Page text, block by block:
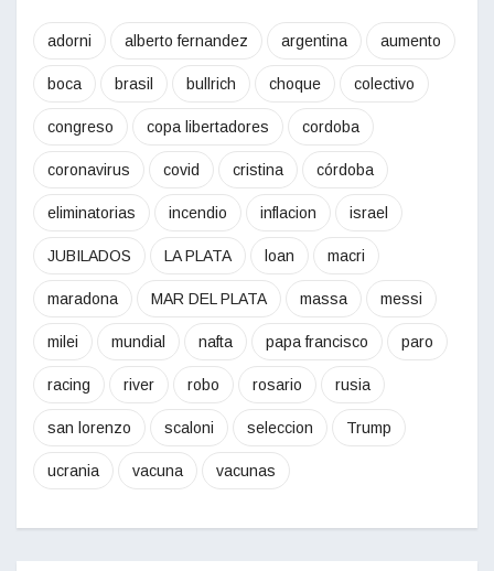
adorni alberto fernandez argentina aumento
boca brasil bullrich choque colectivo
congreso copa libertadores cordoba
coronavirus covid cristina córdoba
eliminatorias incendio inflacion israel
JUBILADOS LA PLATA loan macri
maradona MAR DEL PLATA massa messi
milei mundial nafta papa francisco paro
racing river robo rosario rusia
san lorenzo scaloni seleccion Trump
ucrania vacuna vacunas